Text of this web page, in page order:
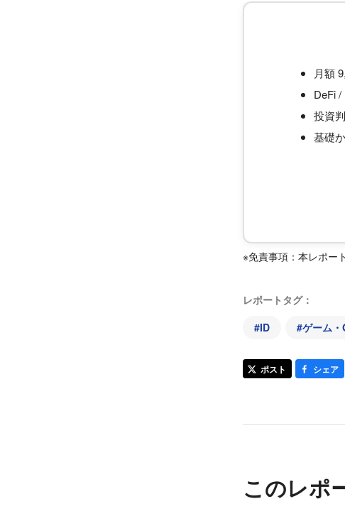
月額
DeFi
投資
基礎
※免責事項：本レポー
レポートタグ：
#ID #ゲーム
ポスト シェア
このレポ